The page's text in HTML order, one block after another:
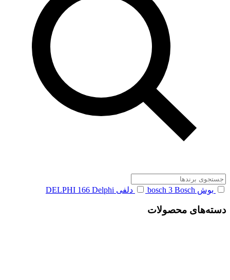
بوش bosch 3 Bosch دلفی DELPHI 166 Delphi
دسته‌های محصولات